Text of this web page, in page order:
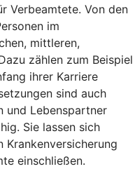
Verbeamtete. Von den
im
mittleren,
zählen zum Beispiel
ihrer Karriere
sind auch
und Lebenspartner
Sie lassen sich
einschließen.